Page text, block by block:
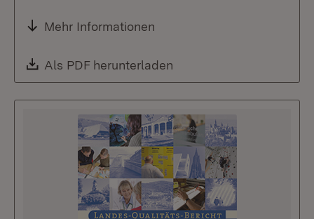
Mehr Informationen
Download:
Als PDF herunterladen